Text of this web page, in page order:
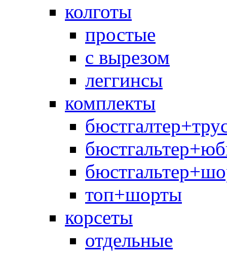
колготы
простые
с вырезом
леггинсы
комплекты
топ+шорты
корсеты
отдельные